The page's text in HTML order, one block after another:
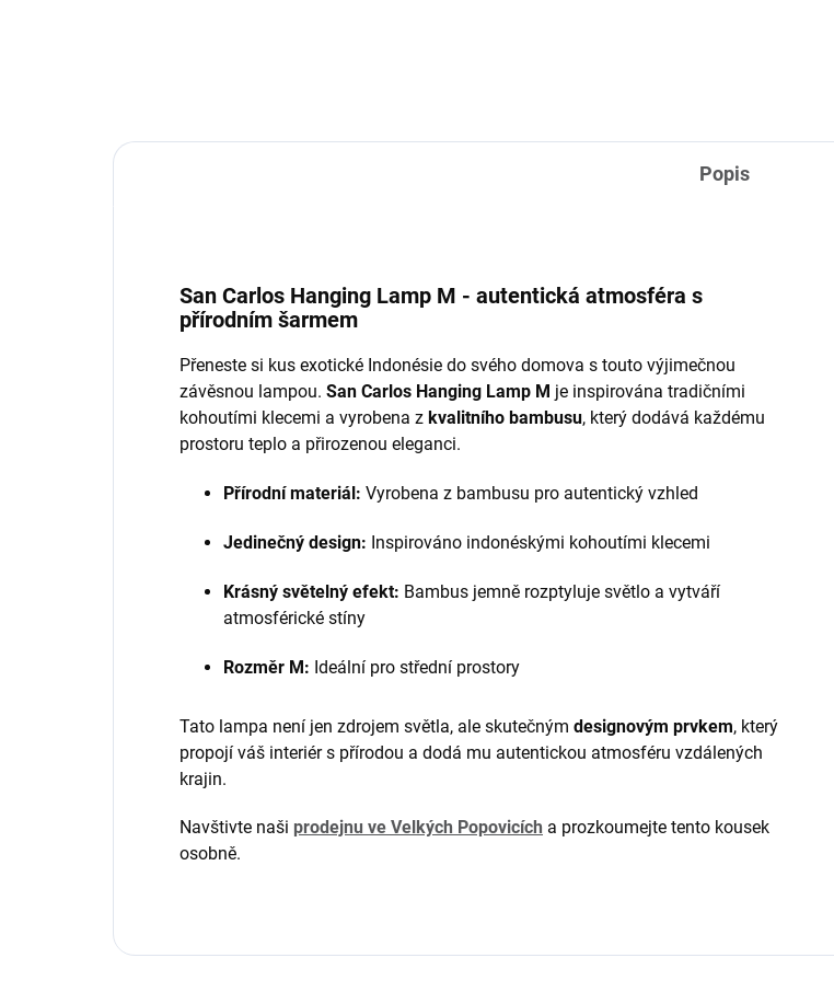
Popis
San Carlos Hanging Lamp M - autentická atmosféra s
přírodním šarmem
Přeneste si kus exotické Indonésie do svého domova s touto výjimečnou
závěsnou lampou. San Carlos Hanging Lamp M je inspirována tradičními
kohoutími klecemi a vyrobena z kvalitního bambusu, který dodává každému
prostoru teplo a přirozenou eleganci.
Přírodní materiál: Vyrobena z bambusu pro autentický vzhled
Jedinečný design: Inspirováno indonéskými kohoutími klecemi
Krásný světelný efekt: Bambus jemně rozptyluje světlo a vytváří
atmosférické stíny
Rozměr M: Ideální pro střední prostory
Tato lampa není jen zdrojem světla, ale skutečným designovým prvkem, který
propojí váš interiér s přírodou a dodá mu autentickou atmosféru vzdálených
krajin.
Navštivte naši prodejnu ve Velkých Popovicích a prozkoumejte tento kousek
osobně.